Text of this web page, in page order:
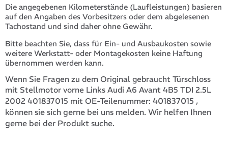
Die angegebenen Kilometerstände (Laufleistungen) basieren
auf den Angaben des Vorbesitzers oder dem abgelesenen
Tachostand und sind daher ohne Gewähr.
Bitte beachten Sie, dass für Ein- und Ausbaukosten sowie
weitere Werkstatt- oder Montagekosten keine Haftung
übernommen werden kann.
Wenn Sie Fragen zu dem Original gebraucht Türschloss
mit Stellmotor vorne Links Audi A6 Avant 4B5 TDI 2.5L
2002 401837015 mit OE-Teilenummer: 401837015 ,
können sie sich gerne bei uns melden. Wir helfen Ihnen
gerne bei der Produkt suche.